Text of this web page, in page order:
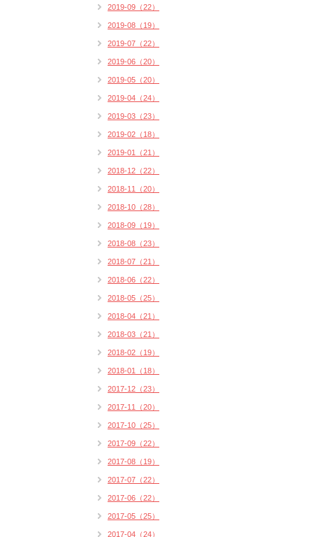
2019-09（22）
2019-08（19）
2019-07（22）
2019-06（20）
2019-05（20）
2019-04（24）
2019-03（23）
2019-02（18）
2019-01（21）
2018-12（22）
2018-11（20）
2018-10（28）
2018-09（19）
2018-08（23）
2018-07（21）
2018-06（22）
2018-05（25）
2018-04（21）
2018-03（21）
2018-02（19）
2018-01（18）
2017-12（23）
2017-11（20）
2017-10（25）
2017-09（22）
2017-08（19）
2017-07（22）
2017-06（22）
2017-05（25）
2017-04（24）